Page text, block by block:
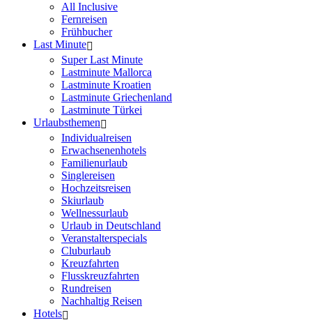
All Inclusive
Fernreisen
Frühbucher
Last Minute
Super Last Minute
Lastminute Mallorca
Lastminute Kroatien
Lastminute Griechenland
Lastminute Türkei
Urlaubsthemen
Individualreisen
Erwachsenenhotels
Familienurlaub
Singlereisen
Hochzeitsreisen
Skiurlaub
Wellnessurlaub
Urlaub in Deutschland
Veranstalterspecials
Cluburlaub
Kreuzfahrten
Flusskreuzfahrten
Rundreisen
Nachhaltig Reisen
Hotels